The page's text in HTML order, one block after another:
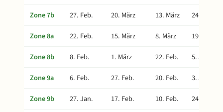
Zone 7b
27. Feb. 20. März 13. März
24. Apr.
Zone 8a
22. Feb. 15. März 8. März
19. Apr.
Zone 8b
8. Feb. 1. März 22. Feb.
5. Apr.
Zone 9a
6. Feb. 27. Feb. 20. Feb.
3. Apr.
Zone 9b
27. Jan. 17. Feb. 10. Feb.
24. März